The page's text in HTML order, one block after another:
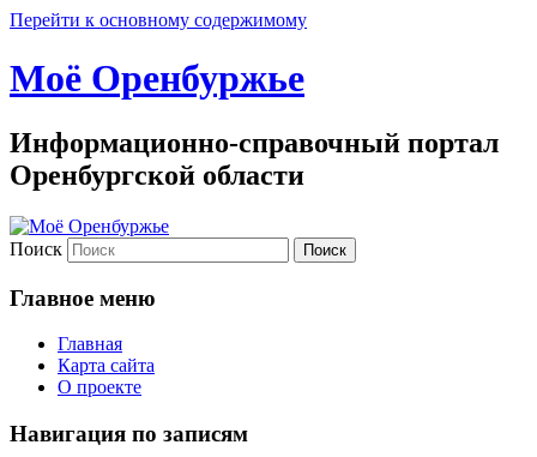
Перейти к основному содержимому
Моё Оренбуржье
Информационно-справочный портал
Оренбургской области
Поиск
Главное меню
Главная
Карта сайта
О проекте
Навигация по записям